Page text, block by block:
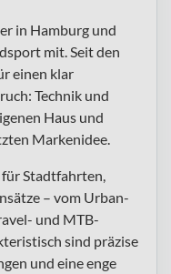
in Hamburg und
mit. Seit den
einen klar
Technik und
Haus und
Markenidee.
Stadtfahrten,
– vom Urban-
und MTB-
sind präzise
und eine enge